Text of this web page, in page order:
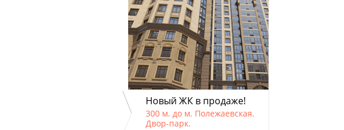
Новый ЖК в продаже!
300 м. до м. Полежаевская.
Двор-парк.